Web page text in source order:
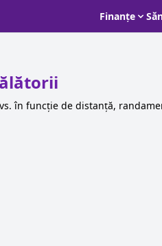
Finanțe
în funcție de distanță,